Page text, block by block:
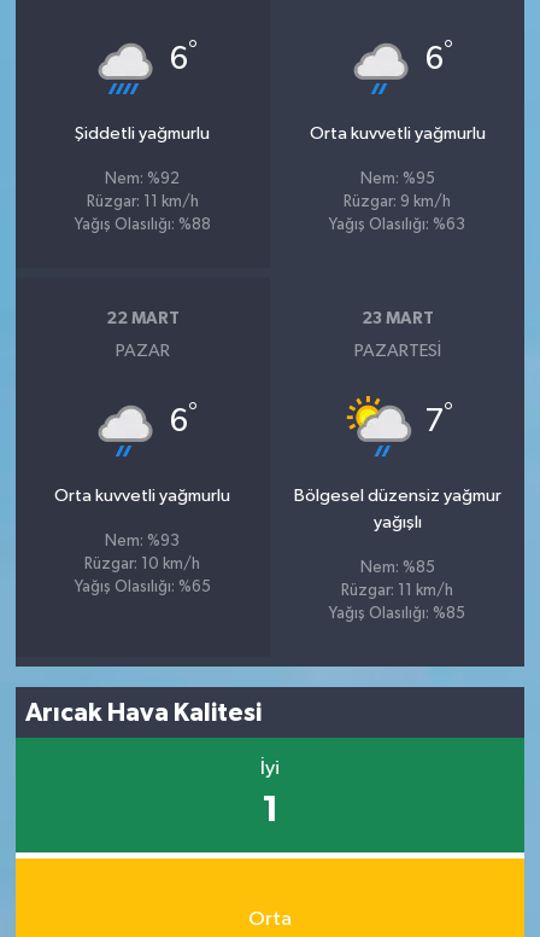
6°
Şiddetli yağmurlu
Nem: %92
Rüzgar: 11 km/h
Yağış Olasılığı: %88
6°
Orta kuvvetli yağmurlu
Nem: %95
Rüzgar: 9 km/h
Yağış Olasılığı: %63
22 MART
PAZAR
6°
Orta kuvvetli yağmurlu
Nem: %93
Rüzgar: 10 km/h
Yağış Olasılığı: %65
23 MART
PAZARTESI
7°
Bölgesel düzensiz yağmur
yağışlı
Nem: %85
Rüzgar: 11 km/h
Yağış Olasılığı: %85
Arıcak Hava Kalitesi
İyi
1
Orta